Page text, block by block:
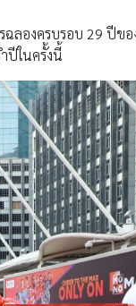
ลองครบรอบ 29 ปีขอ
ปีในครั้งนี้